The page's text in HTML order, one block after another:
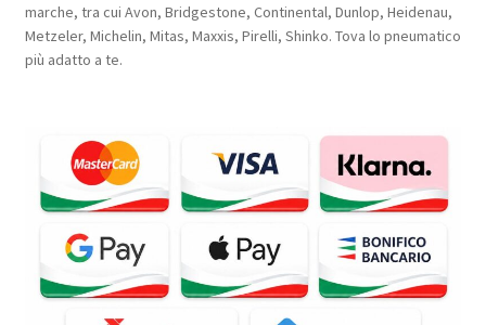
marche, tra cui Avon, Bridgestone, Continental, Dunlop, Heidenau,
Metzeler, Michelin, Mitas, Maxxis, Pirelli, Shinko. Tova lo pneumatico
più adatto a te.